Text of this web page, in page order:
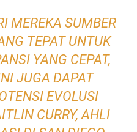
MEREKA SUMBER
TEPAT UNTUK
YANG CEPAT,
JUGA DAPAT
EVOLUSI
CURRY, AHLI